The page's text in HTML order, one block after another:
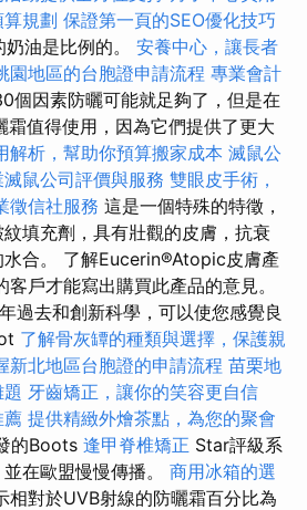
規劃 保證第一頁的SEO優化技巧
油是比例的。 安養中心，讓長者
園地區的台胞證申請流程 專業會計
個因素防曬可能就足夠了，但是在
值得使用，因為它們提供了更大
解析，幫助你預算搬家成本 滅鼠公
鼠公司評價與服務 雙眼皮手術，
徵信社服務 這是一個特殊的特徵，
填充劑，具有壯觀的皮膚，抗衰
合。 了解Eucerin®Atopic皮膚產
戶才能寫出購買此產品的意見。
過去和創新科學，可以使您感覺良
了解骨灰罈的種類與選擇，保護親
新北地區台胞證的申請流程 苗栗地
牙齒矯正，讓你的笑容更自信
薦 提供精緻外燴茶點，為您的聚會
的Boots 逢甲脊椎矯正 Star評級系
在歐盟慢慢傳播。 商用冰箱的選
相對於UVB射線的防曬霜百分比為